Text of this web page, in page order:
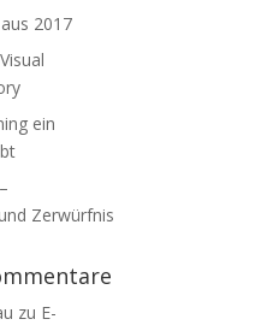
2017
ein
Zerwürfnis
zu E-